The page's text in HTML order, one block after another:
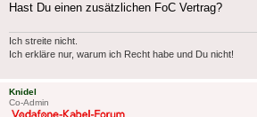
Hast Du einen zusätzlichen FoC Vertrag?
Ich streite nicht.
Ich erkläre nur, warum ich Recht habe und Du nicht!
Knidel
Co-Admin